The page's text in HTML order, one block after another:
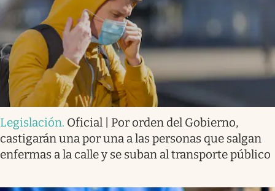
Legislación. Oficial | Por orden del Gobierno,
castigarán una por una a las personas que salgan
enfermas a la calle y se suban al transporte público